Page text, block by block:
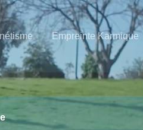
Empreinte Karmique